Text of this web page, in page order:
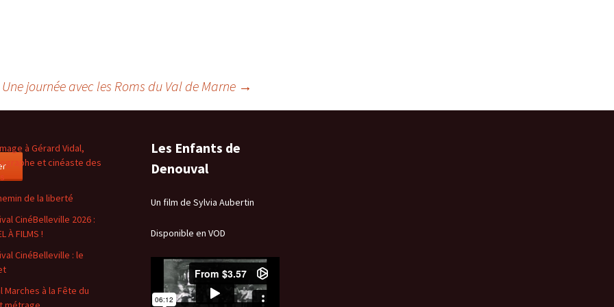
Une journée avec les Roms du Val de Marne →
à Gérard Vidal,
et cinéaste des
de la liberté
CinéBelleville 2026 :
À FILMS !
CinéBelleville : le
Marches à la Fête du
Les Enfants de
Denouval
Un film de Sylvia Aubertin
Disponible en VOD